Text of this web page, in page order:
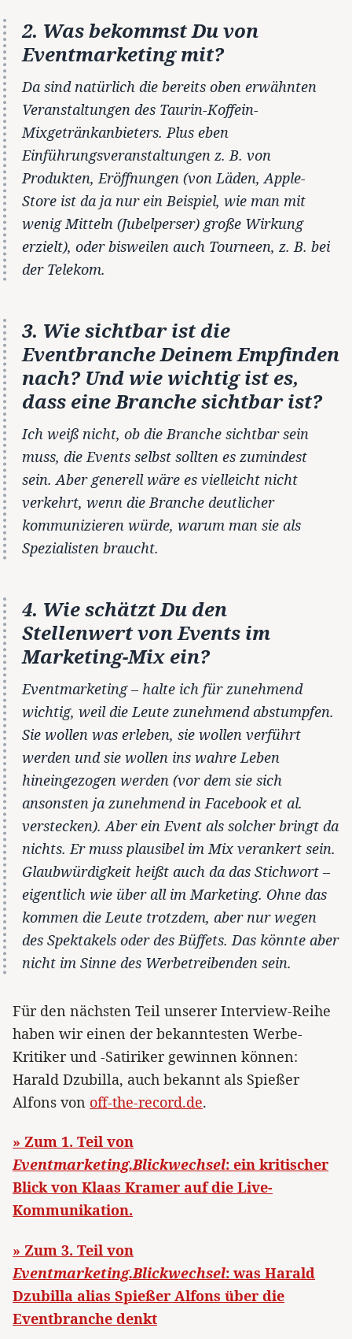
2. Was bekommst Du von
Eventmarketing mit?
Da sind natürlich die bereits oben erwähnten
Veranstaltungen des Taurin-Koffein-
Mixgetränkanbieters. Plus eben
Einführungsveranstaltungen z. B. von
Produkten, Eröffnungen (von Läden, Apple-
Store ist da ja nur ein Beispiel, wie man mit
wenig Mitteln (Jubelperser) große Wirkung
erzielt), oder bisweilen auch Tourneen, z. B. bei
der Telekom.
3. Wiesichtbarist die
Eventbranche Deinem Empfinden
nach? Und wie wichtig ist es,
dass eine Branchesichtbarist?
Ich weiß nicht, ob die Branche sichtbar sein
muss, die Events selbst sollten es zumindest
sein. Aber generell wäre es vielleicht nicht
verkehrt, wenn die Branche deutlicher
kommunizieren würde, warum man sie als
Spezialisten braucht.
4. Wie schätzt Du den
Stellenwert von Events im
Marketing-Mix ein?
Eventmarketing – halte ich für zunehmend
wichtig, weil die Leute zunehmend abstumpfen.
Sie wollen was erleben, sie wollen verführt
werden und sie wollen ins wahre Leben
hineingezogen werden (vor dem sie sich
ansonsten ja zunehmend in Facebook et al.
verstecken). Aber ein Event als solcher bringt da
nichts. Er muss plausibel im Mix verankert sein.
Glaubwürdigkeit heißt auch da das Stichwort –
eigentlich wie über all im Marketing. Ohne das
kommen die Leute trotzdem, aber nur wegen
des Spektakels oder des Büffets. Das könnte aber
nicht im Sinne des Werbetreibenden sein.
Für den nächsten Teil unserer Interview-Reihe
haben wir einen der bekanntesten Werbe-
Kritiker und -Satiriker gewinnen können:
Harald Dzubilla, auch bekannt als Spießer
Alfons von off-the-record.de.
» Zum 1. Teil von
Eventmarketing.Blickwechsel: ein kritischer
Blick von Klaas Kramer auf die Live-
Kommunikation.
» Zum 3. Teil von
Eventmarketing.Blickwechsel: was Harald
Dzubilla alias Spießer Alfons über die
Eventbranche denkt